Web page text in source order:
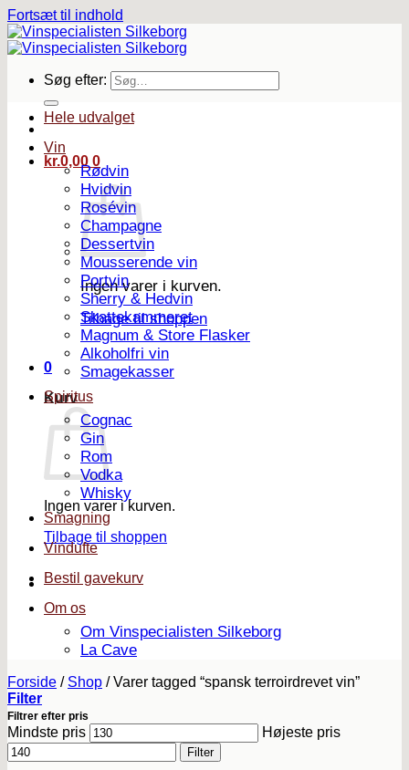
Fortsæt til indhold
Søg efter:
kr.0,00 0
Ingen varer i kurven.
Tilbage til shoppen
0
Kurv
Ingen varer i kurven.
Tilbage til shoppen
Hele udvalget
Vin
Rødvin
Hvidvin
Rosévin
Champagne
Dessertvin
Mousserende vin
Portvin
Sherry & Hedvin
Skattekammeret
Magnum & Store Flasker
Alkoholfri vin
Smagekasser
Spiritus
Cognac
Gin
Rom
Vodka
Whisky
Smagning
Vindufte
Bestil gavekurv
Om os
Om Vinspecialisten Silkeborg
La Cave
Forside / Shop /Varer tagged “spansk terroirdrevet vin”
Filter
Filtrer efter pris
Mindste pris Højeste pris
Filter